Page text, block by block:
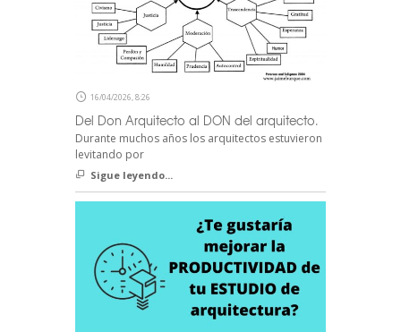
16/04/2026, 8:26
Del Don Arquitecto al DON del arquitecto.
Durante muchos años los arquitectos estuvieron
levitando por
Sigue leyendo...